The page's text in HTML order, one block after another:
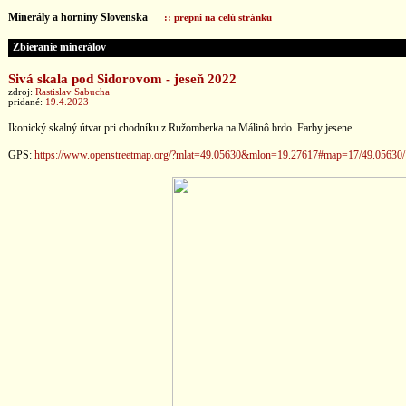
Minerály a horniny Slovenska :: prepni na celú stránku
Zbieranie minerálov
Sivá skala pod Sidorovom - jeseň 2022
zdroj: Rastislav Sabucha
pridané: 19.4.2023
Ikonický skalný útvar pri chodníku z Ružomberka na Málinô brdo. Farby jesene.
GPS: https://www.openstreetmap.org/?mlat=49.05630&mlon=19.27617#map=17/